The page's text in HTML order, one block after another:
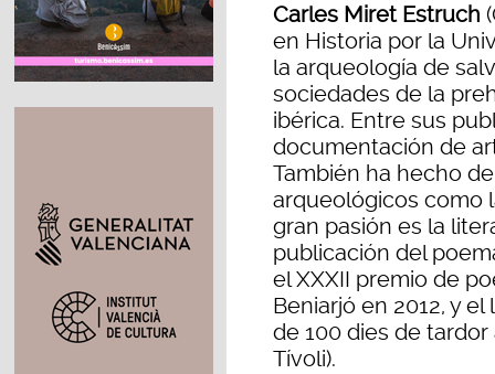
Carles Miret Estruch
en Historia por la
la arqueología de
sociedades de la
ibérica. Entre sus
documentación de
También ha hecho
arqueológicos como
gran pasión es la
publicación del
el XXXII premio de
Beniarjó en 2012, y
de 100 dies de tardor
Tívoli).